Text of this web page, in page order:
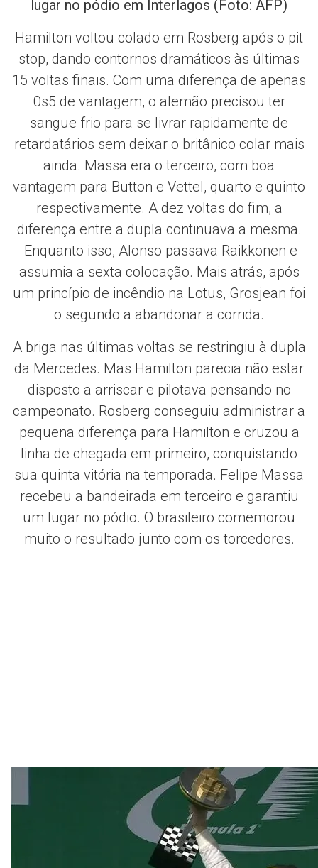
lugar no pódio em Interlagos (Foto: AFP)
Hamilton voltou colado em Rosberg após o pit
stop, dando contornos dramáticos às últimas
15 voltas finais. Com uma diferença de apenas
0s5 de vantagem, o alemão precisou ter
sangue frio para se livrar rapidamente de
retardatários sem deixar o britânico colar mais
ainda. Massa era o terceiro, com boa
vantagem para Button e Vettel, quarto e quinto
respectivamente. A dez voltas do fim, a
diferença entre a dupla continuava a mesma.
Enquanto isso, Alonso passava Raikkonen e
assumia a sexta colocação. Mais atrás, após
um princípio de incêndio na Lotus, Grosjean foi
o segundo a abandonar a corrida.
A briga nas últimas voltas se restringiu à dupla
da Mercedes. Mas Hamilton parecia não estar
disposto a arriscar e pilotava pensando no
campeonato. Rosberg conseguiu administrar a
pequena diferença para Hamilton e cruzou a
linha de chegada em primeiro, conquistando
sua quinta vitória na temporada. Felipe Massa
recebeu a bandeirada em terceiro e garantiu
um lugar no pódio. O brasileiro comemorou
muito o resultado junto com os torcedores.